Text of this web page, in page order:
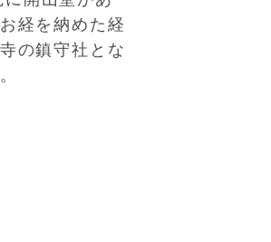
経を納めた経
の鎮守社とな